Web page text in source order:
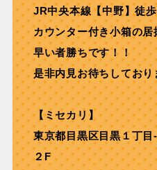
JR中央本線【中野】徒
カウンター付き小箱の居
早い者勝ちです！！
是非内見お待ちしており
【ミセカリ】
東京都目黒区目黒１丁
２F